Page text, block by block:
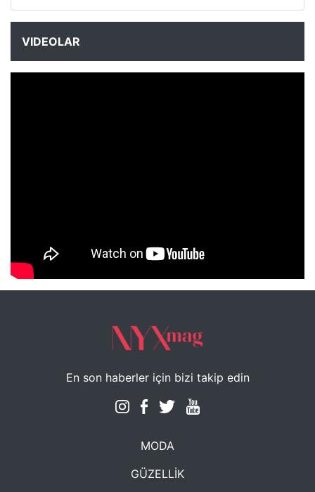
VIDEOLAR
NYXmag 2. Yaş Kutlama Etkinliği
En son haberler için bizi takip edin
MODA
GÜZELLİK